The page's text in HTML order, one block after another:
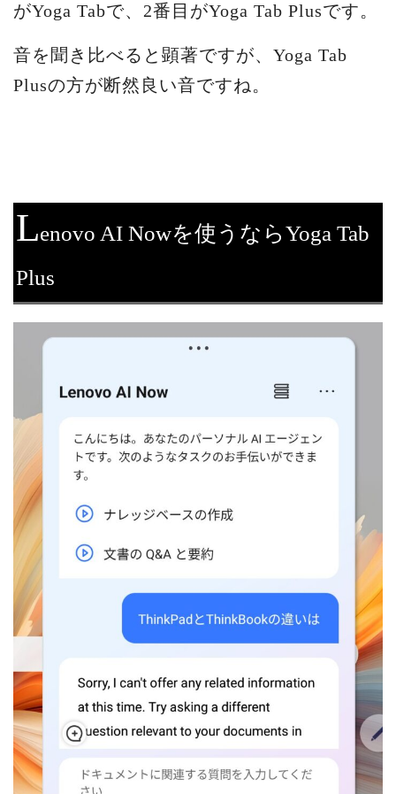
がYoga Tabで、2番目がYoga Tab Plusです。
音を聞き比べると顕著ですが、Yoga Tab
Plusの方が断然良い音ですね。
Lenovo AI Nowを使うならYoga Tab
Plus